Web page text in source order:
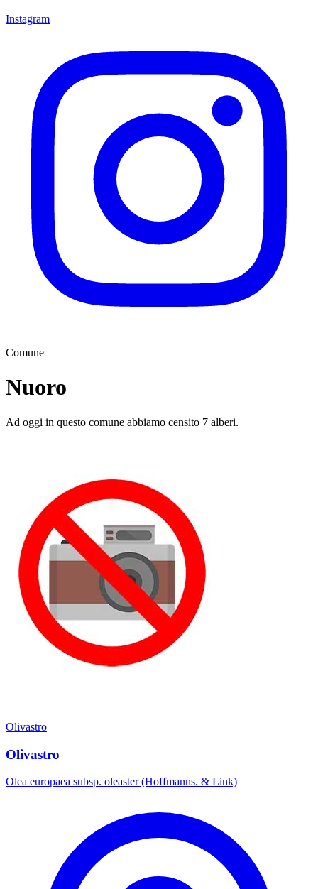
Instagram
Comune
Nuoro
Ad oggi in questo comune abbiamo censito 7 alberi.
Olivastro
Olivastro
Olea europaea subsp. oleaster (Hoffmanns. & Link)